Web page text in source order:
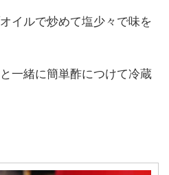
イルで炒めて塩少々で味を
一緒に簡単酢につけて冷蔵